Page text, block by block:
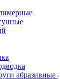
абразивные